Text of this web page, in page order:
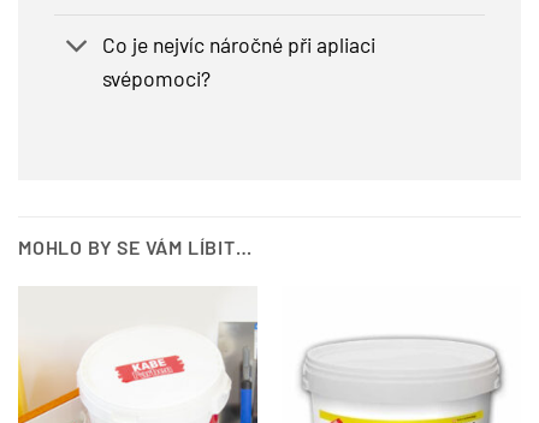
Co je nejvíc náročné při apliaci
svépomoci?
MOHLO BY SE VÁM LÍBIT…